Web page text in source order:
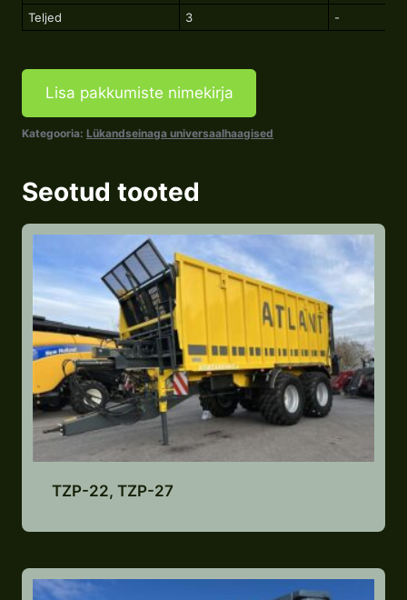
Teljed
3 -
Lisa pakkumiste nimekirja
Kategooria: Lükandseinaga universaalhaagised
Seotud tooted
TZP-22, TZP-27